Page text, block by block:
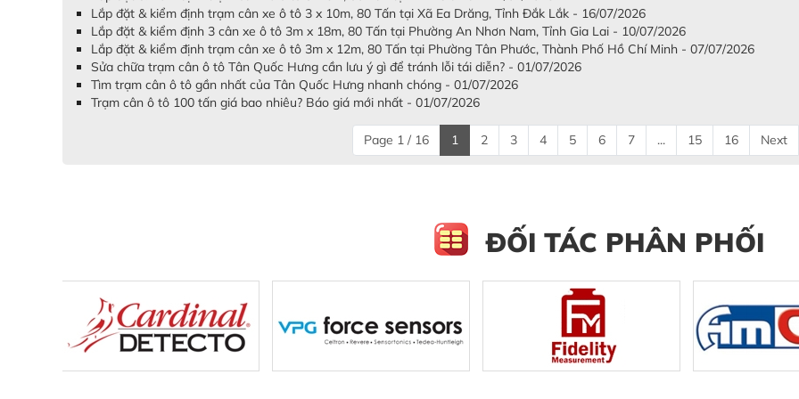
Lắp đặt & kiểm định trạm cân xe ô tô 3 x 10m, 80 Tấn tại Xã Ea Drăng, Tỉnh Đắk Lắk - 16/07/2026
Lắp đặt & kiểm định 3 cân xe ô tô 3m x 18m, 80 Tấn tại Phường An Nhơn Nam, Tỉnh Gia Lai - 10/07/2026
Lắp đặt & kiểm định trạm cân xe ô tô 3m x 12m, 80 Tấn tại Phường Tân Phước, Thành Phố Hồ Chí Minh - 07/07/2026
Sửa chữa trạm cân ô tô Tân Quốc Hưng cần lưu ý gì để tránh lỗi tái diễn? - 01/07/2026
Tìm trạm cân ô tô gần nhất của Tân Quốc Hưng nhanh chóng - 01/07/2026
Trạm cân ô tô 100 tấn giá bao nhiêu? Báo giá mới nhất - 01/07/2026
Page 1 / 16 1 2 3 4 5 6 7 ... 15 16 Next
ĐỐI TÁC PHÂN PHỐI